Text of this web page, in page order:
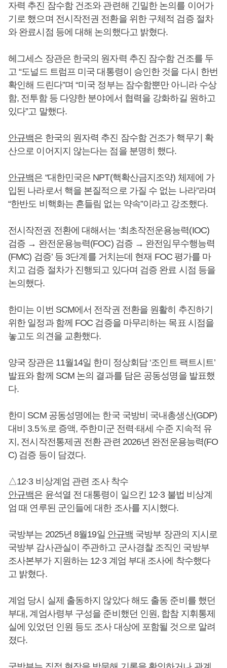
자력 추진 잠수함 건조와 관련해 긴밀한 논의를 이어가
기로 했으며 전시작전권 전환을 위한 구체적 검증 절차
와 완료시점 등에 대해 논의했다고 밝혔다.
헤그세스 장관은 한국의 원자력 추진 잠수함 건조를 두
고 “도널드 트럼프 미국 대통령이 승인한 것을 다시 한번
확인해 드린다”며 “미국 정부는 잠수함뿐만 아니라 수상
함, 전투함 등 다양한 분야에서 협력을 강화하길 원하고
있다”고 말했다.
안규백은 한국의 원자력 추진 잠수함 건조가 핵무기 확
산으로 이어지지 않는다는 점을 분명히 했다.
안규백은 “대한민국은 NPT(핵확산금지조약) 체제에 가
입된 나라로서 핵을 본질적으로 가질 수 없는 나라”라며
“한반도 비핵화는 흔들림 없는 약속”이라고 강조했다.
전시작전권 전환에 대해서는 ‘최초작전운용능력(IOC)
검증 → 완전운용능력(FOC) 검증 → 완전임무수행능력
(FMC) 검증’ 등 3단계를 거치는데 현재 FOC 평가를 마
치고 검증 절차가 진행되고 있다며 검증 완료 시점 등을
논의했다.
한미는 이번 SCM에서 전작권 전환을 원활히 추진하기
위한 일정과 함께 FOC 검증을 마무리하는 목표 시점을
놓고도 의견을 교환했다.
양국 장관은 11월14일 한미 정상회담 ‘조인트 팩트시트’
발표와 함께 SCM 논의 결과를 담은 공동성명을 발표했
다.
한미 SCM 공동성명에는 한국 국방비 국내총생산(GDP)
대비 3.5％로 증액, 주한미군 전력·태세 수준 지속적 유
지, 전시작전통제권 전환 관련 2026년 완전운용능력(FO
C) 검증 등이 담겼다.
△12·3 비상계엄 관련 조사 착수
안규백은 윤석열 전 대통령이 일으킨 12·3 불법 비상계
엄 때 연루된 군인들에 대한 조사를 지시했다.
국방부는 2025년 8월19일 안규백 국방부 장관의 지시로
국방부 감사관실이 주관하고 군사경찰 조직인 국방부
조사본부가 지원하는 12·3 계엄 부대 조사에 착수했다
고 밝혔다.
계엄 당시 실제 출동하지 않았다 해도 출동 준비를 했던
부대, 계엄사령부 구성을 준비했던 인원, 합참 지휘통제
실에 있었던 인원 등도 조사 대상에 포함될 것으로 알려
졌다.